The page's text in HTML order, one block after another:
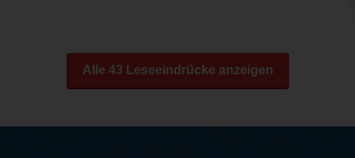
Alle 43 Leseeindrücke anzeigen